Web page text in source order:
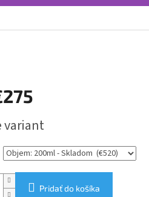
variant
Pridať do košíka